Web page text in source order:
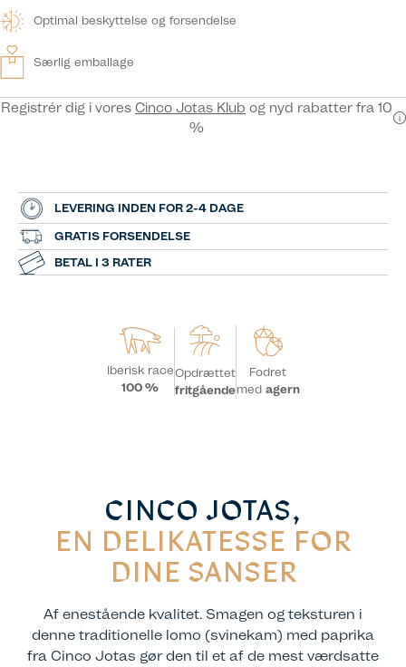
Optimal beskyttelse og forsendelse
Særlig emballage
Registrér dig i vores Cinco Jotas Klub og nyd rabatter fra 10
%
LEVERING INDEN FOR 2-4 DAGE
GRATIS FORSENDELSE
BETAL I 3 RATER
Iberisk race
100 %
Opdrættet
fritgående
Fodret
med agern
CINCO JOTAS,
EN DELIKATESSE FOR
DINE SANSER
Af enestående kvalitet. Smagen og teksturen i
denne traditionelle lomo (svinekam) med paprika
fra Cinco Jotas gør den til et af de mest værdsatte